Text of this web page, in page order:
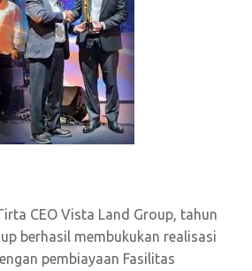
CEO Vista Land Group, tahun
berhasil membukukan realisasi
pembiayaan Fasilitas